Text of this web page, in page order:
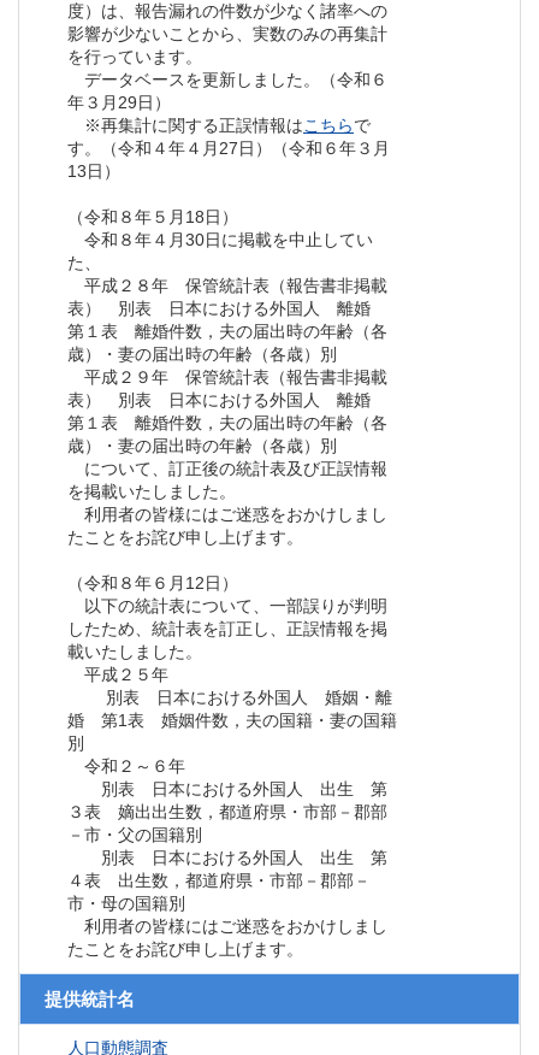
度）は、報告漏れの件数が少なく諸率への
影響が少ないことから、実数のみの再集計
を行っています。
データベースを更新しました。（令和６
年３月29日）
※再集計に関する正誤情報はこちらで
す。（令和４年４月27日）（令和６年３月
13日）
（令和８年５月18日）
令和８年４月30日に掲載を中止してい
た、
平成２８年 保管統計表（報告書非掲載
表） 別表 日本における外国人 離婚
第１表 離婚件数，夫の届出時の年齢（各
歳）・妻の届出時の年齢（各歳）別
平成２９年 保管統計表（報告書非掲載
表） 別表 日本における外国人 離婚
第１表 離婚件数，夫の届出時の年齢（各
歳）・妻の届出時の年齢（各歳）別
について、訂正後の統計表及び正誤情報
を掲載いたしました。
利用者の皆様にはご迷惑をおかけしまし
たことをお詫び申し上げます。
（令和８年６月12日）
以下の統計表について、一部誤りが判明
したため、統計表を訂正し、正誤情報を掲
載いたしました。
平成２５年
別表 日本における外国人 婚姻・離
婚 第1表 婚姻件数，夫の国籍・妻の国籍
別
令和２～６年
別表 日本における外国人 出生 第
３表 嫡出出生数，都道府県・市部－郡部
－市・父の国籍別
別表 日本における外国人 出生 第
４表 出生数，都道府県・市部－郡部－
市・母の国籍別
利用者の皆様にはご迷惑をおかけしまし
たことをお詫び申し上げます。
提供統計名
人口動態調査